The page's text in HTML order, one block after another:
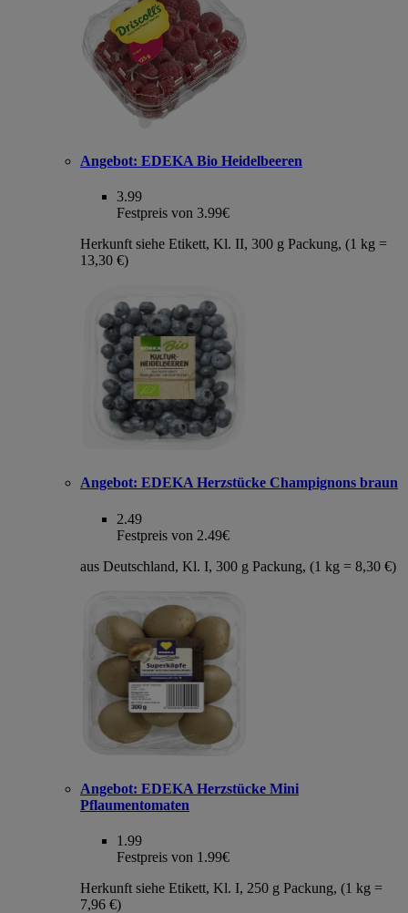
Angebot: EDEKA Bio Heidelbeeren
3.99
Festpreis von 3.99€
Herkunft siehe Etikett, Kl. II, 300 g Packung, (1 kg =
13,30 €)
Angebot: EDEKA Herzstücke Champignons braun
2.49
Festpreis von 2.49€
aus Deutschland, Kl. I, 300 g Packung, (1 kg = 8,30 €)
Angebot: EDEKA Herzstücke Mini
Pflaumentomaten
1.99
Festpreis von 1.99€
Herkunft siehe Etikett, Kl. I, 250 g Packung, (1 kg =
7,96 €)